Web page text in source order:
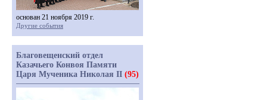
основан 21 ноября 2019 г.
Другие события
Благовещенский отдел
Казачьего Конвоя Памяти
Царя Мученика Николая II (95)